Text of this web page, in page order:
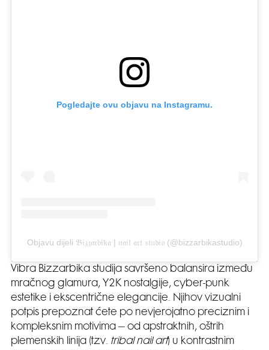
Pogledajte ovu objavu na Instagramu.
Objavu dijeli 𝔅𝔦𝔷𝔷𝔞𝔯𝔟𝔦𝔨𝔞 | 𝔫𝔞𝔦𝔩 𝔞𝔯𝔱 𝔰𝔱𝔲𝔡𝔦𝔬 (@bizzarbikastudio)
Vibra Bizzarbika studija savršeno balansira između
mračnog glamura, Y2K nostalgije, cyber-punk
estetike i ekscentrične elegancije. Njihov vizualni
potpis prepoznat ćete po nevjerojatno preciznim i
kompleksnim motivima – od apstraktnih, oštrih
plemenskih linija (tzv. tribal nail art) u kontrastnim